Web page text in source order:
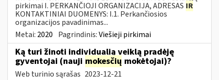
pirkimai I. PERKANČIOJI ORGANIZACIJA, ADRESAS IR
KONTAKTINIAI DUOMENYS: I.1. Perkančiosios
organizacijos pavadinimas...
Metai: 2020 Pagrindinis:Viešieji pirkimai
Ką turi žinoti individualią veiklą pradėję
gyventojai (nauji mokesčių mokėtojai)?
Web turinio sąrašas 2023-12-21